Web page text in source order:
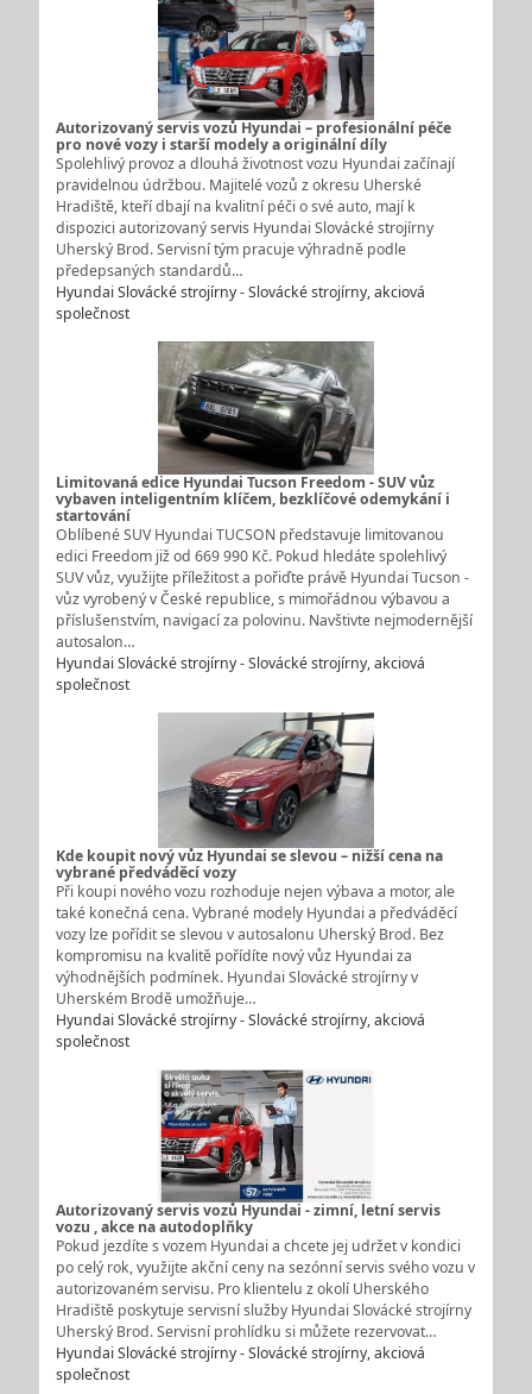
Autorizovaný servis vozů Hyundai – profesionální péče
pro nové vozy i starší modely a originální díly
Spolehlivý provoz a dlouhá životnost vozu Hyundai začínají
pravidelnou údržbou. Majitelé vozů z okresu Uherské
Hradiště, kteří dbají na kvalitní péči o své auto, mají k
dispozici autorizovaný servis Hyundai Slovácké strojírny
Uherský Brod. Servisní tým pracuje výhradně podle
předepsaných standardů…
Hyundai Slovácké strojírny - Slovácké strojírny, akciová
společnost
Limitovaná edice Hyundai Tucson Freedom - SUV vůz
vybaven inteligentním klíčem, bezklíčové odemykání i
startování
Oblíbené SUV Hyundai TUCSON představuje limitovanou
edici Freedom již od 669 990 Kč. Pokud hledáte spolehlivý
SUV vůz, využijte příležitost a pořiďte právě Hyundai Tucson -
vůz vyrobený v České republice, s mimořádnou výbavou a
příslušenstvím, navigací za polovinu. Navštivte nejmodernější
autosalon…
Hyundai Slovácké strojírny - Slovácké strojírny, akciová
společnost
Kde koupit nový vůz Hyundai se slevou – nižší cena na
vybrané předváděcí vozy
Při koupi nového vozu rozhoduje nejen výbava a motor, ale
také konečná cena. Vybrané modely Hyundai a předváděcí
vozy lze pořídit se slevou v autosalonu Uherský Brod. Bez
kompromisu na kvalitě pořídíte nový vůz Hyundai za
výhodnějších podmínek. Hyundai Slovácké strojírny v
Uherském Brodě umožňuje…
Hyundai Slovácké strojírny - Slovácké strojírny, akciová
společnost
Autorizovaný servis vozů Hyundai - zimní, letní servis
vozu , akce na autodoplňky
Pokud jezdíte s vozem Hyundai a chcete jej udržet v kondici
po celý rok, využijte akční ceny na sezónní servis svého vozu v
autorizovaném servisu. Pro klientelu z okolí Uherského
Hradiště poskytuje servisní služby Hyundai Slovácké strojírny
Uherský Brod. Servisní prohlídku si můžete rezervovat…
Hyundai Slovácké strojírny - Slovácké strojírny, akciová
společnost